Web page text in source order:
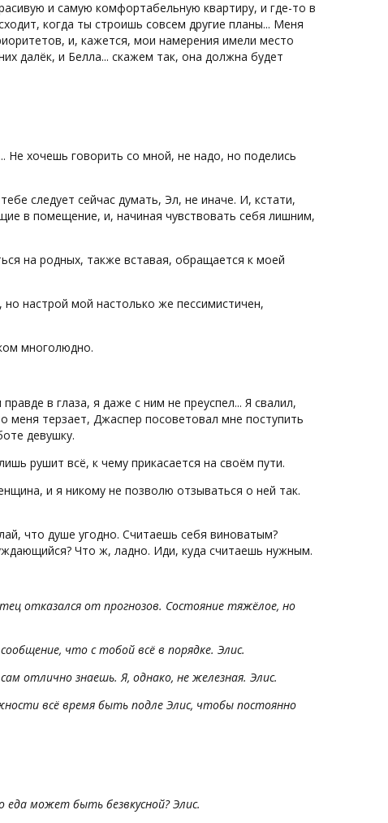
и самую комфортабельную квартиру, и где-то в
когда ты строишь совсем другие планы... Меня
и, кажется, мои намерения имели место
далёк, и Белла... скажем так, она должна будет
Не хочешь говорить со мной, не надо, но поделись
следует сейчас думать, Эл, не иначе. И, кстати,
в помещение, и, начиная чувствовать себя лишним,
на родных, также вставая, обращается к моей
настрой мой настолько же пессимистичен,
многолюдно.
в глаза, я даже с ним не преуспел... Я свалил,
меня терзает, Джаспер посоветовал мне поступить
девушку.
рушит всё, к чему прикасается на своём пути.
и я никому не позволю отзываться о ней так.
что душе угодно. Считаешь себя виноватым?
Что ж, ладно. Иди, куда считаешь нужным.
отказался от прогнозов. Состояние тяжёлое, но
что с тобой всё в порядке. Элис.
отлично знаешь. Я, однако, не железная. Элис.
всё время быть подле Элис, чтобы постоянно
может быть безвкусной? Элис.